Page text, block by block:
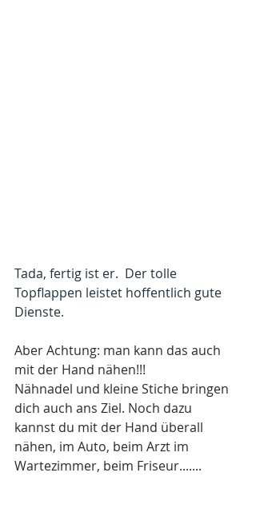
Tada, fertig ist er.  Der tolle
Topflappen leistet hoffentlich gute
Dienste.
Aber Achtung: man kann das auch
mit der Hand nähen!!!
Nähnadel und kleine Stiche bringen
dich auch ans Ziel. Noch dazu
kannst du mit der Hand überall
nähen, im Auto, beim Arzt im
Wartezimmer, beim Friseur.......